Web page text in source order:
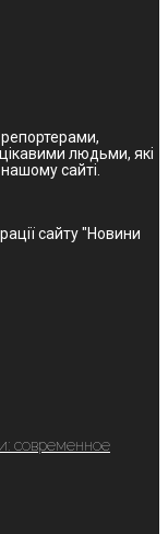
репортерами,
людьми, які
сайті.
сайту "Новини
современное